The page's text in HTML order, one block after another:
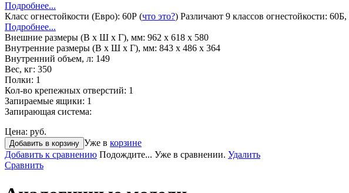
Подробнее...
Класс огнестойкости (Евро): 60Р (что это?) Различают 9 классов огнестойкости:
Подробнее...
Внешние размеры (В х Ш х Г), мм: 962 x 618 x 580
Внутренние размеры (В х Ш х Г), мм: 843 x 486 x 364
Внутренний объем, л: 149
Вес, кг: 350
Полки: 1
Кол-во крепежных отверстий: 1
Запираемые ящики: 1
Запирающая система:
Цена: руб.
Добавить в корзину Уже в корзине
Добавить к сравнению Подождите... Уже в сравнении. Удалить
Сравнить